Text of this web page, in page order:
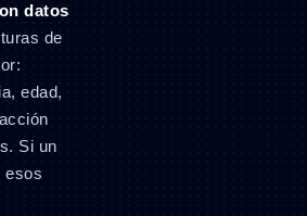
datos
de
edad,
Si un
esos